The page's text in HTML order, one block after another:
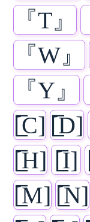
『T』
『W』
『Y』
[̲̅C] [̲̅D]
[̲̅H] [̲̅I]
[̲̅M] [̲̅N]